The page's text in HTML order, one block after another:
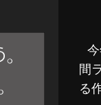
間
る